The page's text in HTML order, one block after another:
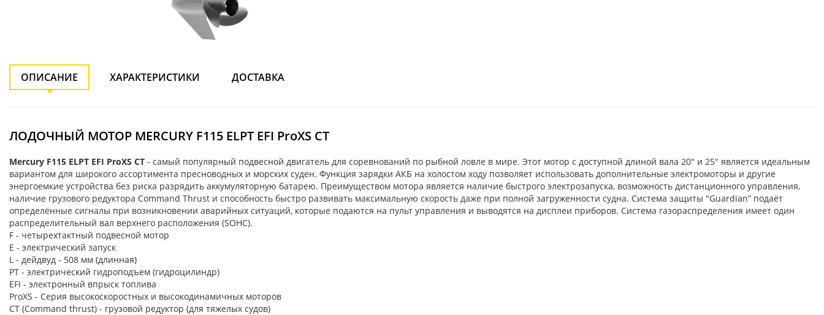
ОПИСАНИЕ ХАРАКТЕРИСТИКИ ДОСТАВКА
ЛОДОЧНЫЙ МОТОР MERCURY F115 ELPT EFI ProXS CT
Mercury F115 ELPT EFI ProXS CT - самый популярный подвесной двигатель для соревнований по рыбной ловле в мире. Этот мотор с доступной длиной вала 20" и 25" является идеальным
вариантом для широкого ассортимента пресноводных и морских суден. Функция зарядки АКБ на холостом ходу позволяет использовать дополнительные электромоторы и другие
энергоемкие устройства без риска разрядить аккумуляторную батарею. Преимуществом мотора является наличие быстрого электрозапуска, возможность дистанционного управления,
наличие грузового редуктора Command Thrust и способность быстро развивать максимальную скорость даже при полной загруженности судна. Система защиты "Guardian” подаёт
определённые сигналы при возникновении аварийных ситуаций, которые подаются на пульт управления и выводятся на дисплеи приборов. Система газораспределения имеет один
распределительный вал верхнего расположения (SOHC).
F - четырехтактный подвесной мотор
Е - электрический запуск
L - дейдвуд - 508 мм (длинная)
PT - электрический гидроподъем (гидроцилиндр)
EFI - электронный впрыск топлива
ProXS - Серия высокоскоростных и высокодинамичных моторов
CT (Command thrust) - грузовой редуктор (для тяжелых судов)